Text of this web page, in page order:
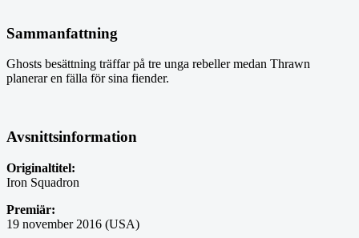
Sammanfattning
Ghosts besättning träffar på tre unga rebeller medan Thrawn
planerar en fälla för sina fiender.
Avsnittsinformation
Originaltitel:
Iron Squadron
Premiär:
19 november 2016 (USA)